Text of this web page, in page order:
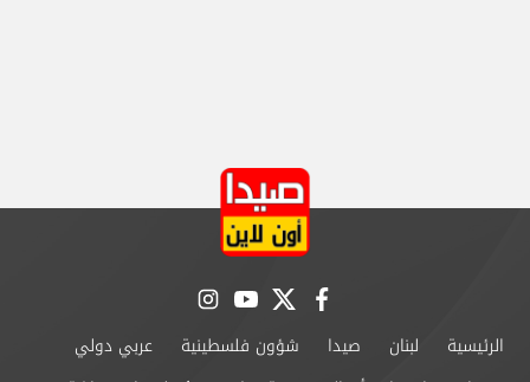
facebook
twitter
youtube
instagram
الرئيسية لبنان صيدا شؤون فلسطينية
عربي دولي